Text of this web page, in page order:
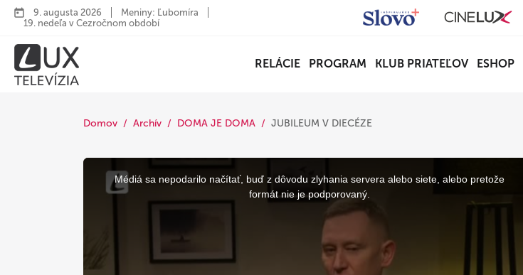
9. augusta 2026
Meniny: Ľubomíra
19. nedeľa v Cezročnom období
RELÁCIE PROGRAM KLUB PRIATEĽOV ESHOP
Domov Archív DOMA JE DOMA JUBILEUM V DIECÉZE
This
Médiá sa nepodarilo načítať, buď z dôvodu zlyhania servera alebo siete, alebo pretože
formát nie je podporovaný.